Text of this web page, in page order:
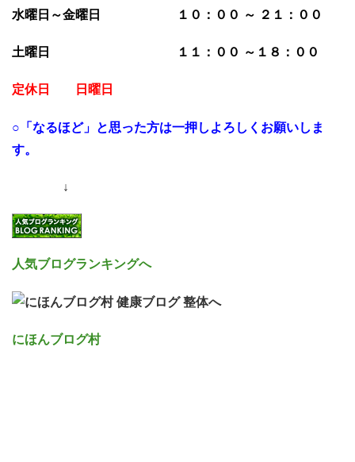
水曜日～金曜日 １０：００ ～ ２１：００
土曜日 １１：００ ～１８：００
定休日 日曜日
○「なるほど」と思った方は一押しよろしくお願いしま
す。
↓
人気ブログランキングへ
にほんブログ村